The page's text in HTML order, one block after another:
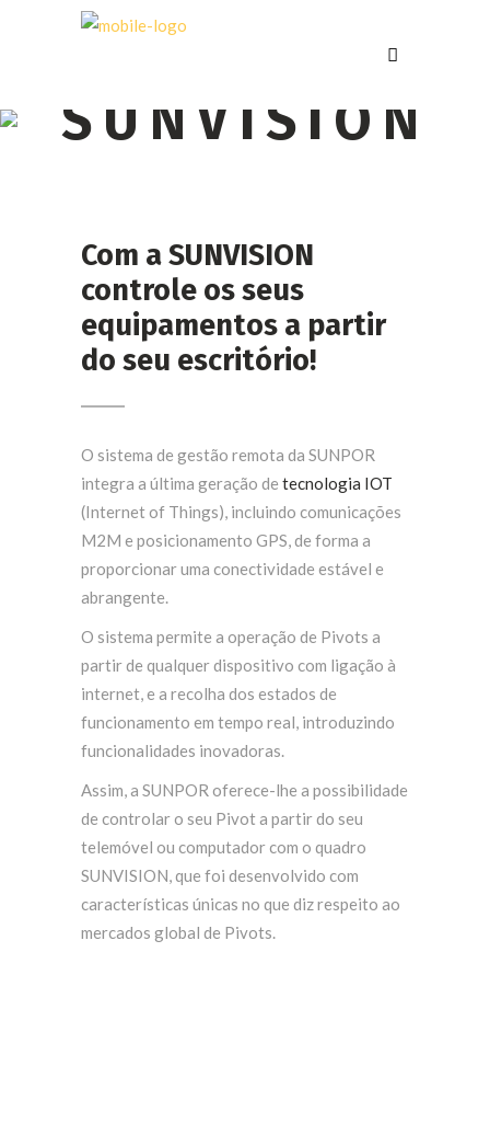
SUNVISION
Com a SUNVISION
controle os seus
equipamentos a partir
do seu escritório!
O sistema de gestão remota da SUNPOR
integra a última geração de tecnologia IOT
(Internet of Things), incluindo comunicações
M2M e posicionamento GPS, de forma a
proporcionar uma conectividade estável e
abrangente.
O sistema permite a operação de Pivots a
partir de qualquer dispositivo com ligação à
internet, e a recolha dos estados de
funcionamento em tempo real, introduzindo
funcionalidades inovadoras.
Assim, a SUNPOR oferece-lhe a possibilidade
de controlar o seu Pivot a partir do seu
telemóvel ou computador com o quadro
SUNVISION, que foi desenvolvido com
características únicas no que diz respeito ao
mercados global de Pivots.